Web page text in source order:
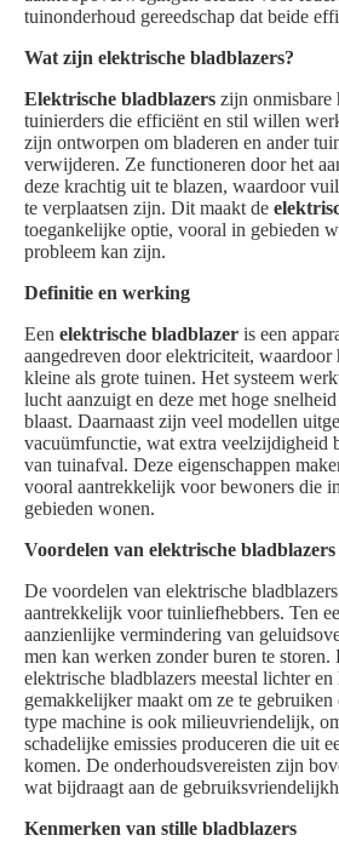
tuinonderhoud gereedschap dat beide
Wat zijn elektrische bladblazers?
Elektrische bladblazers zijn onmisbare
tuinierders die efficiënt en stil willen
zijn ontworpen om bladeren en ander
verwijderen. Ze functioneren door het
deze krachtig uit te blazen, waardoor
te verplaatsen zijn. Dit maakt de
toegankelijke optie, vooral in gebieden
probleem kan zijn.
Definitie en werking
Een elektrische bladblazer is een
aangedreven door elektriciteit,
kleine als grote tuinen. Het systeem
lucht aanzuigt en deze met hoge
blaast. Daarnaast zijn veel modellen
vacuümfunctie, wat extra veelzijdigheid
van tuinafval. Deze eigenschappen
vooral aantrekkelijk voor bewoners die
gebieden wonen.
Voordelen van elektrische bladblazers
De voordelen van elektrische
aantrekkelijk voor tuinliefhebbers. Ten
aanzienlijke vermindering van
men kan werken zonder buren te storen.
elektrische bladblazers meestal lichter
gemakkelijker maakt om ze te
type machine is ook milieuvriendelijk,
schadelijke emissies produceren die uit
komen. De onderhoudsvereisten zijn
wat bijdraagt aan de
Kenmerken van stille bladblazers